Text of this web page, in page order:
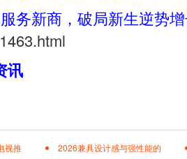
务新商，破局新生逆势
讯
视推
2026兼具设计感与强性能的